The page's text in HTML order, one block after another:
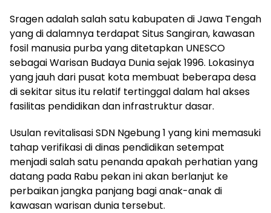
Sragen adalah salah satu kabupaten di Jawa Tengah
yang di dalamnya terdapat Situs Sangiran, kawasan
fosil manusia purba yang ditetapkan UNESCO
sebagai Warisan Budaya Dunia sejak 1996. Lokasinya
yang jauh dari pusat kota membuat beberapa desa
di sekitar situs itu relatif tertinggal dalam hal akses
fasilitas pendidikan dan infrastruktur dasar.
Usulan revitalisasi SDN Ngebung 1 yang kini memasuki
tahap verifikasi di dinas pendidikan setempat
menjadi salah satu penanda apakah perhatian yang
datang pada Rabu pekan ini akan berlanjut ke
perbaikan jangka panjang bagi anak-anak di
kawasan warisan dunia tersebut.